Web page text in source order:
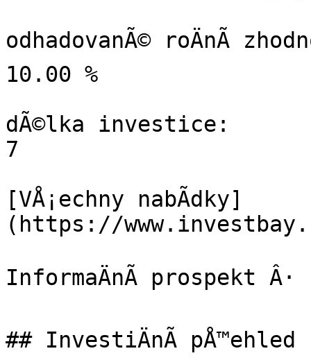
odhadovanÃ© roÄnÃ­
10.00 %
dÃ©lka investice:
7
[VÅ¡echny nabÃ­dky]
(https://
InformaÄnÃ­ prospekt Â·
## InvestiÄnÃ­ pÅ™ehled